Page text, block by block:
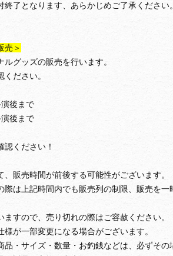
了となります、あらかじめご了承ください
売＞
グッズの販売を行います。
ださい。
後まで
後まで
認ください！
販売時間が前後する可能性がございます。
は上記時間内でも販売列の制限、販売を
すので、売り切れの際はご容赦ください。
が一部変更になる場合がございます。
・サイズ・数量・お釣銭などは、必ずその